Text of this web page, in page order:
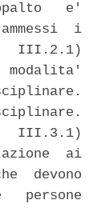
e'
i
III.2.1)
III.3.1)
ai
devono
persone